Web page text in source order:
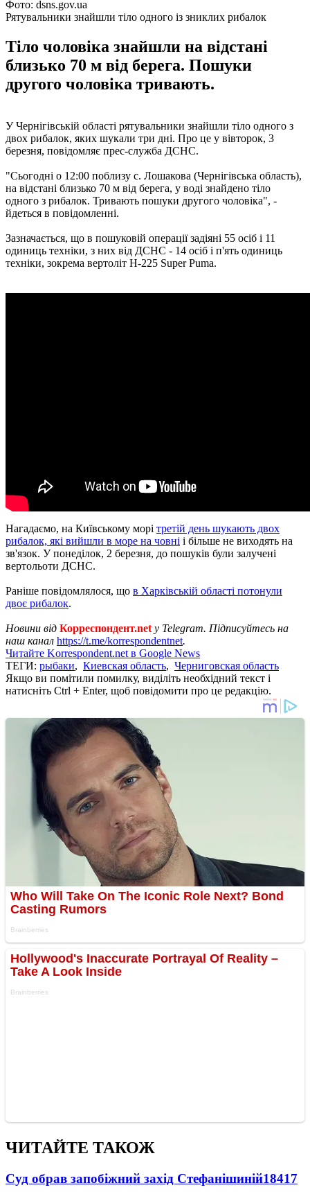
Фото: dsns.gov.ua
Рятувальники знайшли тіло одного із зниклих рибалок
Тіло чоловіка знайшли на відстані
близько 70 м від берега. Пошуки
другого чоловіка тривають.
У Чернігівській області рятувальники знайшли тіло одного з
двох рибалок, яких шукали три дні. Про це у вівторок, 3
березня, повідомляє прес-служба ДСНС.
"Сьогодні о 12:00 поблизу с. Лошакова (Чернігівська область),
на відстані близько 70 м від берега, у воді знайдено тіло
одного з рибалок. Тривають пошуки другого чоловіка", -
йдеться в повідомленні.
Зазначається, що в пошуковій операції задіяні 55 осіб і 11
одиниць техніки, з них від ДСНС - 14 осіб і п'ять одиниць
техніки, зокрема вертоліт H-225 Super Puma.
Нагадаємо, на Київському морі третій день шукають двох
рибалок, які вийшли в море на човні і більше не виходять на
зв'язок. У понеділок, 2 березня, до пошуків були залучені
вертольоти ДСНС.
Раніше повідомлялося, що в Харківській області потонули
двоє рибалок.
Новини від Корреспондент.net у Telegram. Підписуйтесь на
наш канал https://t.me/korrespondentnet.
Читайте Korrespondent.net в Google News
ТЕГИ: рыбаки, Киевская область, Черниговская область
Якщо ви помітили помилку, виділіть необхідний текст і
натисніть Ctrl + Enter, щоб повідомити про це редакцію.
ЧИТАЙТЕ ТАКОЖ
Суд обрав запобіжний захід Стефанішиній18417